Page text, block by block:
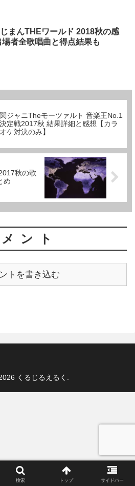
まんTHEワールド 2018秋の感
場者全歌唱曲と得点結果も
関ジャニTheモーツァルト 音楽王No.1
決定戦2017秋 結果詳細と感想【カラ
オケ対決のみ】
秋の歌
め
ント
トを書き込む
くるじるえるく.
検索 トップ サイドバー